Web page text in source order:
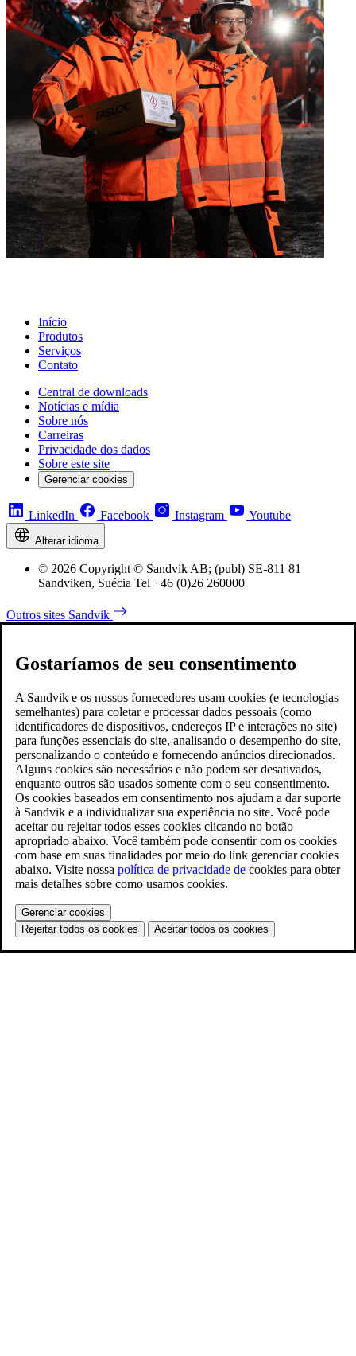
Início
Produtos
Serviços
Contato
Central de downloads
Notícias e mídia
Sobre nós
Carreiras
Privacidade dos dados
Sobre este site
Gerenciar cookies
LinkedIn Facebook Instagram Youtube
Alterar idioma
© 2026 Copyright © Sandvik AB; (publ) SE-811 81
Sandviken, Suécia Tel +46 (0)26 260000
Outros sites Sandvik
Gostaríamos de seu consentimento
A Sandvik e os nossos fornecedores usam cookies (e tecnologias
semelhantes) para coletar e processar dados pessoais (como
identificadores de dispositivos, endereços IP e interações no site)
para funções essenciais do site, analisando o desempenho do site,
personalizando o conteúdo e fornecendo anúncios direcionados.
Alguns cookies são necessários e não podem ser desativados,
enquanto outros são usados somente com o seu consentimento.
Os cookies baseados em consentimento nos ajudam a dar suporte
à Sandvik e a individualizar sua experiência no site. Você pode
aceitar ou rejeitar todos esses cookies clicando no botão
apropriado abaixo. Você também pode consentir com os cookies
com base em suas finalidades por meio do link gerenciar cookies
abaixo. Visite nossa política de privacidade de cookies para obter
mais detalhes sobre como usamos cookies.
Gerenciar cookies
Rejeitar todos os cookies
Aceitar todos os cookies